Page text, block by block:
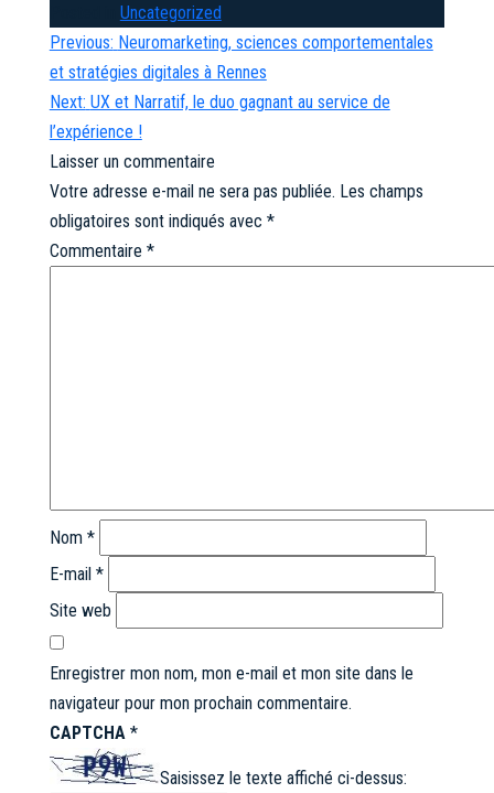
Uncategorized
Navigation
de
l’article
Previous: Neuromarketing, sciences comportementales
et stratégies digitales à Rennes
Next: UX et Narratif, le duo gagnant au service de
l’expérience !
Laisser un commentaire
Votre adresse e-mail ne sera pas publiée. Les champs
obligatoires sont indiqués avec *
Commentaire *
Nom *
E-mail *
Site web
Enregistrer mon nom, mon e-mail et mon site dans le
navigateur pour mon prochain commentaire.
CAPTCHA *
Saisissez le texte affiché ci-dessus: